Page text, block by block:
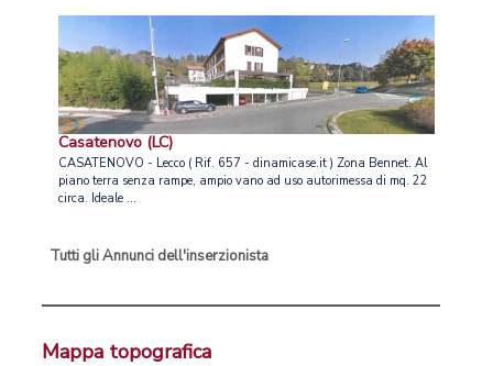
Casatenovo (LC)
CASATENOVO - Lecco ( Rif. 657 - dinamicase.it ) Zona Bennet. Al
piano terra senza rampe, ampio vano ad uso autorimessa di mq. 22
circa. Ideale ...
Tutti gli Annunci dell'inserzionista
Mappa topografica